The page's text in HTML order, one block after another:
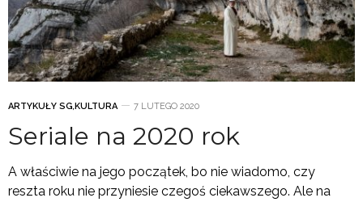
ARTYKUŁY SG,KULTURA 7 LUTEGO 2020
Seriale na 2020 rok
A właściwie na jego początek, bo nie wiadomo, czy
reszta roku nie przyniesie czegoś ciekawszego. Ale na